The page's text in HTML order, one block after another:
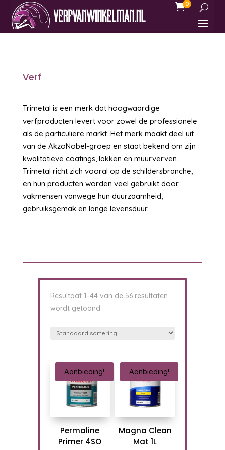
0
Verf
Trimetal is een merk dat hoogwaardige
verfproducten levert voor zowel de professionele
als de particuliere markt. Het merk maakt deel uit
van de AkzoNobel-groep en staat bekend om zijn
kwalitatieve coatings, lakken en muurverven.
Trimetal richt zich vooral op de schildersbranche,
en hun producten worden veel gebruikt door
vakmensen vanwege hun duurzaamheid,
gebruiksgemak en lange levensduur.
Resultaat 1–44 van de 56 resultaten
wordt getoond
Aanbieding!
Permaline
Primer 4SO
Aanbieding!
Magna Clean
Mat 1L